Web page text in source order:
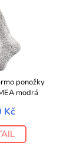
ponožky
modrá
Kč